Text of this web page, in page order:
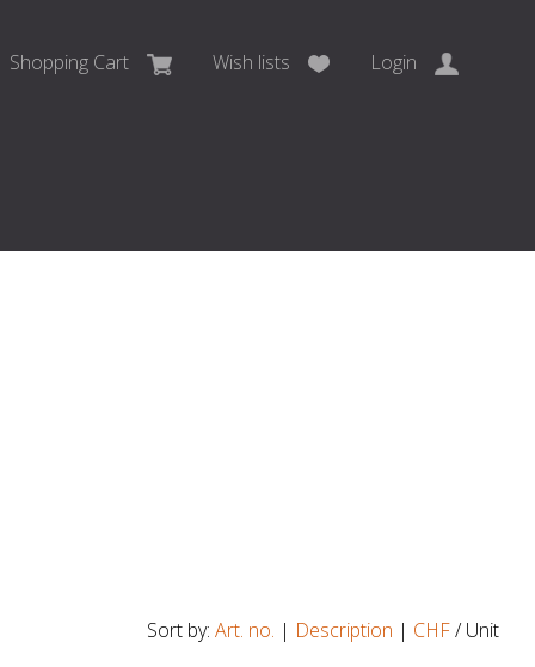
Shopping Cart Wish lists Login
Sort by: Art. no. | Description | CHF/ Unit